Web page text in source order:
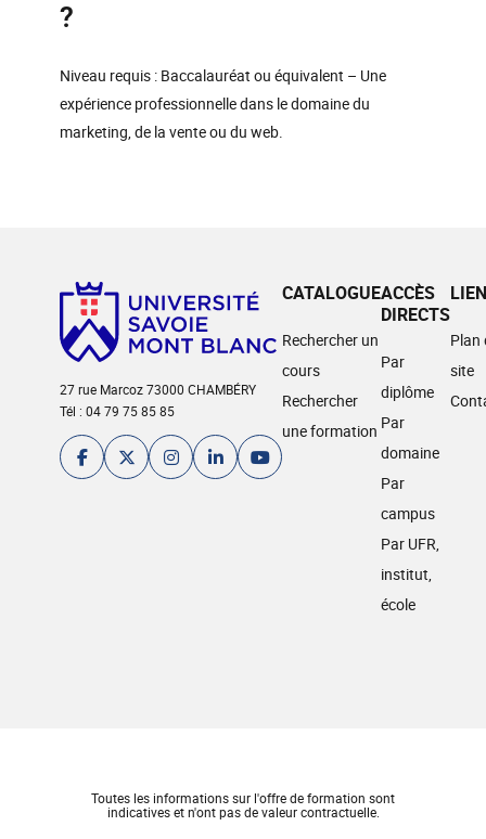
?
Niveau requis : Baccalauréat ou équivalent – Une
expérience professionnelle dans le domaine du
marketing, de la vente ou du web.
27 rue Marcoz 73000 CHAMBÉRY
Tél : 04 79 75 85 85
CATALOGUE
Rechercher un
cours
Rechercher
une formation
ACCÈS
DIRECTS
Par
diplôme
Par
domaine
Par
campus
Par UFR,
institut,
école
Plan
site
Toutes les informations sur l'offre de formation sont
indicatives et n'ont pas de valeur contractuelle.